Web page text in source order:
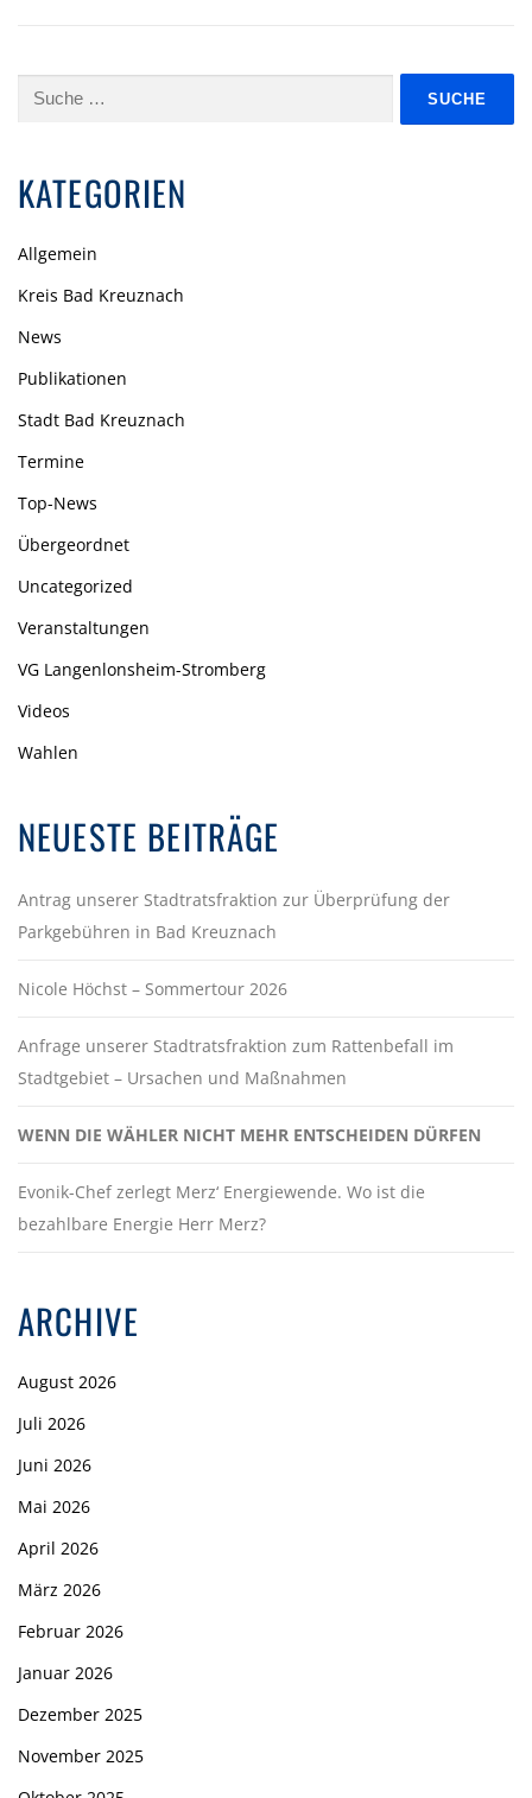
Suche
KATEGORIEN
Allgemein
Kreis Bad Kreuznach
News
Publikationen
Stadt Bad Kreuznach
Termine
Top-News
Übergeordnet
Uncategorized
Veranstaltungen
VG Langenlonsheim-Stromberg
Videos
Wahlen
NEUESTE BEITRÄGE
Antrag unserer Stadtratsfraktion zur Überprüfung der
Parkgebühren in Bad Kreuznach
Nicole Höchst – Sommertour 2026
Anfrage unserer Stadtratsfraktion zum Rattenbefall im
Stadtgebiet – Ursachen und Maßnahmen
WENN DIE WÄHLER NICHT MEHR ENTSCHEIDEN DÜRFEN
Evonik-Chef zerlegt Merz‘ Energiewende. Wo ist die
bezahlbare Energie Herr Merz?
ARCHIVE
August 2026
Juli 2026
Juni 2026
Mai 2026
April 2026
März 2026
Februar 2026
Januar 2026
Dezember 2025
November 2025